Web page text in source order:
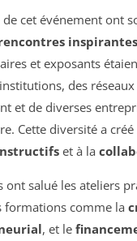
cet événement ont
inspirantes
et exposants
des réseaux
et de diverses
Cette diversité a
et à la
ont salué les ateliers
formations comme la
, et le